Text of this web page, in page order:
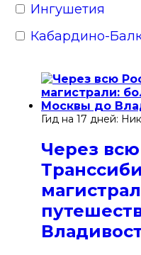
Кавказ
Ингушетия
Кабардино-
Калмыкия
Калужская
Камчатка
Карачаево-
Карелия
Гид на 17 дней:
Через